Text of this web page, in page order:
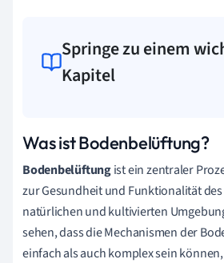
Springe zu einem
Kapitel
Was ist Bodenbelüftung?
Bodenbelüftungist ein zentraler
zur Gesundheit und Funktionalität
natürlichen und kultivierten
sehen, dass die Mechanismen der
einfach als auch komplex sein